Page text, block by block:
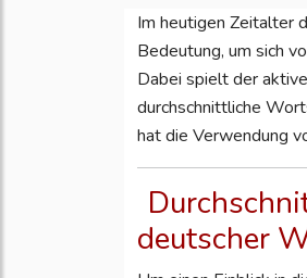
Im heutigen Zeitalter
Bedeutung, um sich
Dabei spielt der
durchschnittliche
hat die Verwendung
deutscher